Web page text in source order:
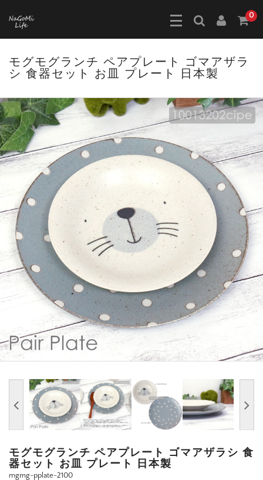
0
モグモグランチ ペアプレート ゴマアザラ
シ 食器セット お皿 プレート 日本製
モグモグランチ ペアプレート ゴマアザラシ 食
器セット お皿 プレート 日本製
mgmg-pplate-2100